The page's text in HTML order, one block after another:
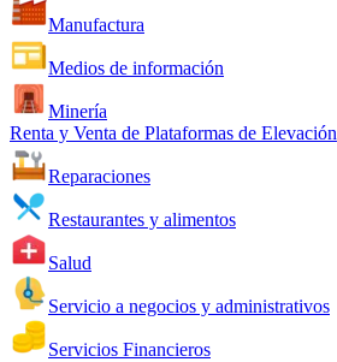
Manufactura
Medios de información
Minería
Renta y Venta de Plataformas de Elevación
Reparaciones
Restaurantes y alimentos
Salud
Servicio a negocios y administrativos
Servicios Financieros